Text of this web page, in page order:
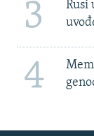
3
Rusi
4